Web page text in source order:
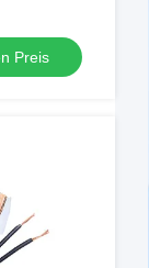
Preis